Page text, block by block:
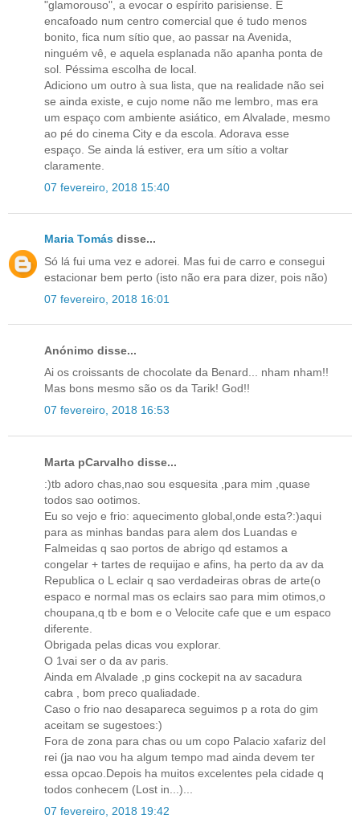
"glamorouso", a evocar o espírito parisiense. É
encafoado num centro comercial que é tudo menos
bonito, fica num sítio que, ao passar na Avenida,
ninguém vê, e aquela esplanada não apanha ponta de
sol. Péssima escolha de local.
Adiciono um outro à sua lista, que na realidade não sei
se ainda existe, e cujo nome não me lembro, mas era
um espaço com ambiente asiático, em Alvalade, mesmo
ao pé do cinema City e da escola. Adorava esse
espaço. Se ainda lá estiver, era um sítio a voltar
claramente.
07 fevereiro, 2018 15:40
Maria Tomás disse...
Só lá fui uma vez e adorei. Mas fui de carro e consegui
estacionar bem perto (isto não era para dizer, pois não)
07 fevereiro, 2018 16:01
Anónimo disse...
Ai os croissants de chocolate da Benard... nham nham!!
Mas bons mesmo são os da Tarik! God!!
07 fevereiro, 2018 16:53
Marta pCarvalho disse...
:)tb adoro chas,nao sou esquesita ,para mim ,quase
todos sao ootimos.
Eu so vejo e frio: aquecimento global,onde esta?:)aqui
para as minhas bandas para alem dos Luandas e
Falmeidas q sao portos de abrigo qd estamos a
congelar + tartes de requijao e afins, ha perto da av da
Republica o L eclair q sao verdadeiras obras de arte(o
espaco e normal mas os eclairs sao para mim otimos,o
choupana,q tb e bom e o Velocite cafe que e um espaco
diferente.
Obrigada pelas dicas vou explorar.
O 1vai ser o da av paris.
Ainda em Alvalade ,p gins cockepit na av sacadura
cabra , bom preco qualiadade.
Caso o frio nao desapareca seguimos p a rota do gim
aceitam se sugestoes:)
Fora de zona para chas ou um copo Palacio xafariz del
rei (ja nao vou ha algum tempo mad ainda devem ter
essa opcao.Depois ha muitos excelentes pela cidade q
todos conhecem (Lost in...)...
07 fevereiro, 2018 19:42